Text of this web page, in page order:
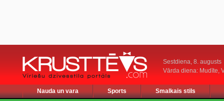
Sestdiena, 8. augusts
Vārda diena: Mudīte,
Nauda un vara Sports
Smalkais stils